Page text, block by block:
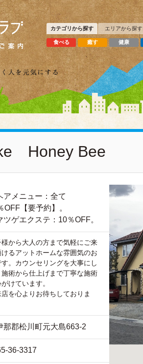
カテゴリから探す エリアから探す
食べる 癒す 健康
Honey Bee
メニュー：全て
OFF【要予約】。
ゲエクステ：10％OFF。
様から大人の方まで気軽にご来
けるアットホームな雰囲気のお
す。カウンセリングを大事にし
施術から仕上げまで丁寧な施術
けています。
店を心よりお待ちしておりま
那郡松川町元大島663-2
36-3317